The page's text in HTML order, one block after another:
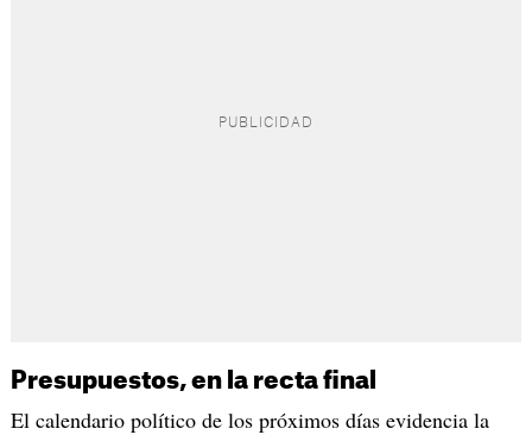
Presupuestos, en la recta final
El calendario político de los próximos días evidencia la